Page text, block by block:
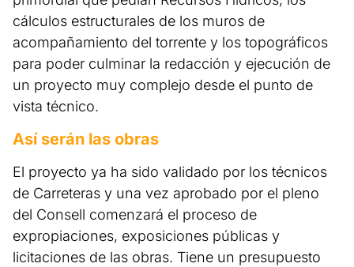
cálculos estructurales de los muros de
acompañamiento del torrente y los topográficos
para poder culminar la redacción y ejecución de
un proyecto muy complejo desde el punto de
vista técnico.
Así serán las obras
El proyecto ya ha sido validado por los técnicos
de Carreteras y una vez aprobado por el pleno
del Consell comenzará el proceso de
expropiaciones, exposiciones públicas y
licitaciones de las obras. Tiene un presupuesto